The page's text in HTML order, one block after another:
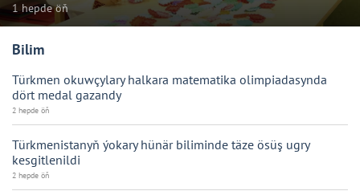
1 hepde öň
Bilim
Türkmen okuwçylary halkara matematika olimpiadasynda
dört medal gazandy
2 hepde öň
Türkmenistanyň ýokary hünär biliminde täze ösüş ugry
kesgitlenildi
2 hepde öň